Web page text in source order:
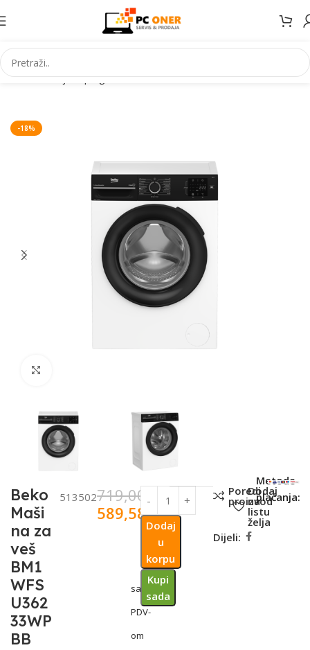
Početna Bijela | Ugradbena tehnika Mašine za veš
-18%
Beko
Maši
na za
veš
BM1
WFS
U362
33WP
BB
513502719,00
KM
589,58KM
sa
PDV-
om
Dodaj
u
korpu
Kupi
sada
Poredi
proizvod
Dodaj
na
listu
želja
Dijeli:
Metode
plaćanja: